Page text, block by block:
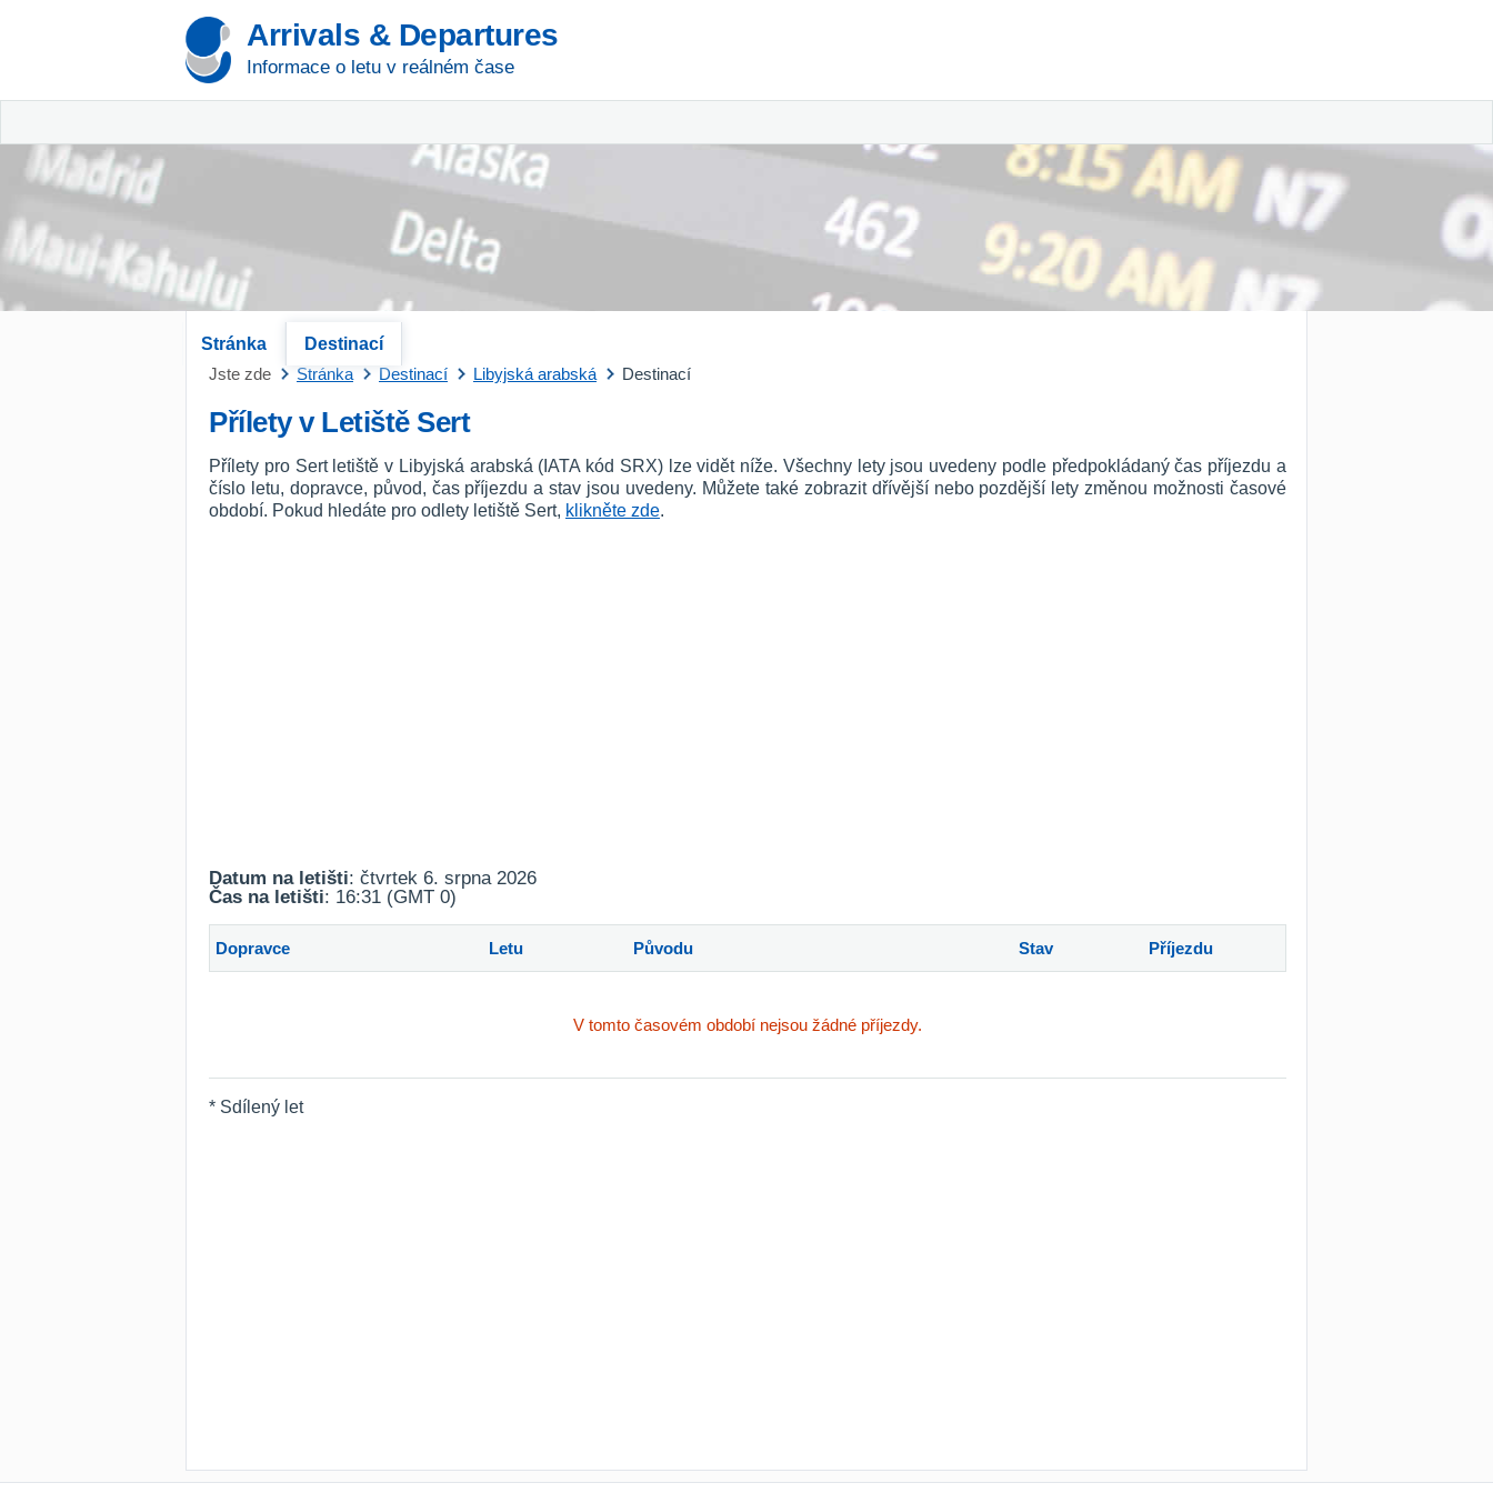
Arrivals & Departures
Informace o letu v reálném čase
Stránka
Destinací
Jste zde
Stránka Destinací Libyjská arabská Destinací
Přílety v Letiště Sert
Přílety pro Sert letiště v Libyjská arabská (IATA kód SRX) lze vidět níže. Všechny lety jsou uvedeny podle předpokládaný čas příjezdu a
číslo letu, dopravce, původ, čas příjezdu a stav jsou uvedeny. Můžete také zobrazit dřívější nebo pozdější lety změnou možnosti časové
období. Pokud hledáte pro odlety letiště Sert, klikněte zde.
Datum na letišti: čtvrtek 6. srpna 2026
Čas na letišti: 16:31 (GMT 0)
Dopravce Letu Původu Stav Příjezdu
V tomto časovém období nejsou žádné příjezdy.
* Sdílený let